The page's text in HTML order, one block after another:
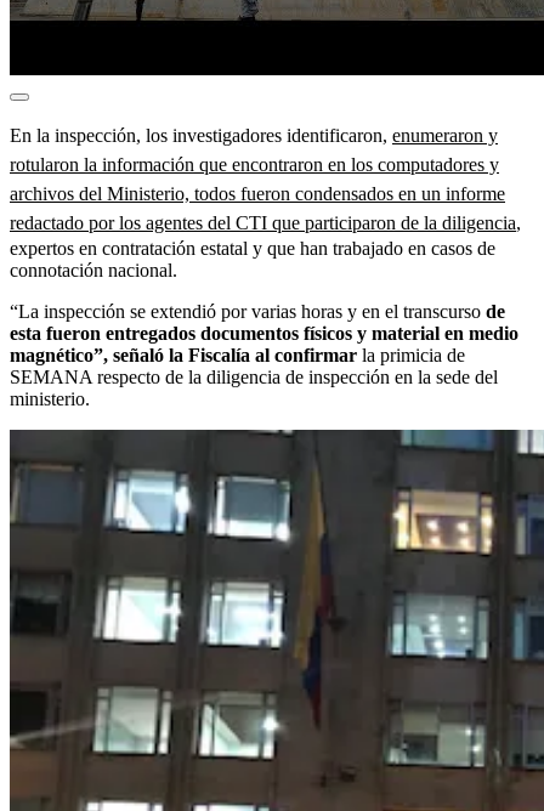
En la inspección, los investigadores identificaron, enumeraron y
rotularon la información que encontraron en los computadores y
archivos del Ministerio, todos fueron condensados en un informe
redactado por los agentes del CTI que participaron de la diligencia,
expertos en contratación estatal y que han trabajado en casos de
connotación nacional.
“La inspección se extendió por varias horas y en el transcurso de
esta fueron entregados documentos físicos y material en medio
magnético”, señaló la Fiscalía al confirmar la primicia de
SEMANA respecto de la diligencia de inspección en la sede del
ministerio.